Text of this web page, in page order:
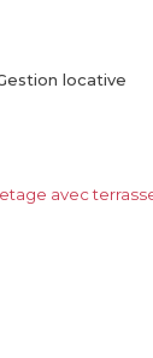
locative
avec